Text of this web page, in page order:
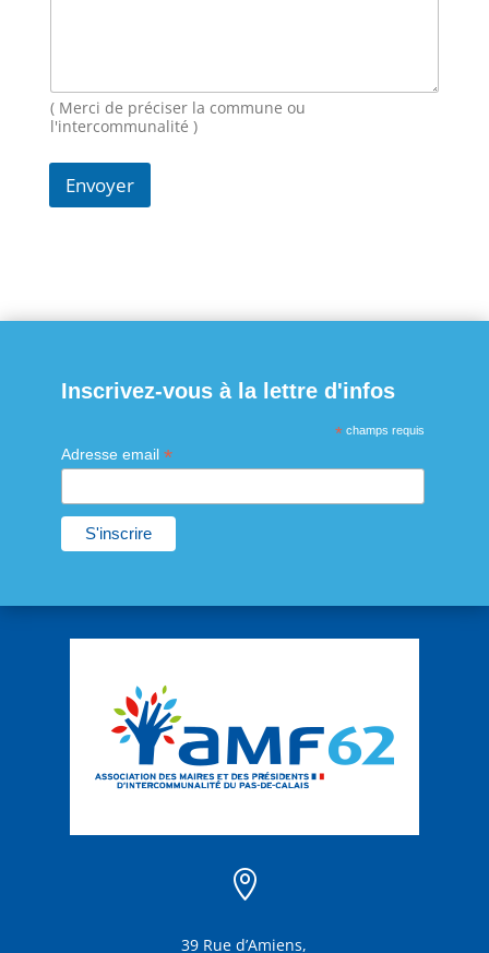
l
( Merci de préciser la commune ou
l'intercommunalité )
Envoyer
Inscrivez-vous à la lettre d'infos
* champs requis
Adresse email *

39 Rue d’Amiens,